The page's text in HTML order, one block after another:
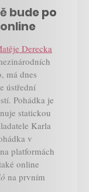
bude po
Derecka
má dnes
ústřední
Pohádka je
statickou
Karla
v
platformách
online
na prvním